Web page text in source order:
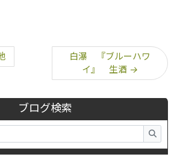
ブログ検索
白瀑 『ブルーハワ
イ』 生酒 →